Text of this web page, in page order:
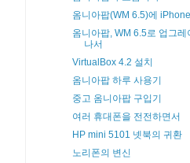
옴니아팝(WM 6.5)에
옴니아팝, WM 6.5로 업그레
나서
VirtualBox 4.2 설치
옴니아팝 하루 사용기
중고 옴니아팝 구입기
여러 휴대폰을 전전하면서
HP mini 5101 넷북의 귀환
노리폰의 변신